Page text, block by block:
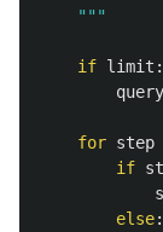
"""
if limit :
query
for step
if
else: